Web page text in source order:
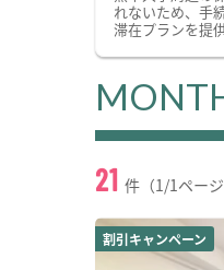
れないため、手
滞在プランを提
21 件（1/1ページ
割引キャンペーン